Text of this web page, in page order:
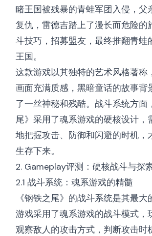
睹王国被残暴的青蛙军团入侵，父
复仇，雷德吉踏上了漫长而危险的
斗技巧，招募盟友，最终推翻青蛙
王国。
这款游戏以其独特的艺术风格著称
画面充满质感，黑暗童话的故事背
了一丝神秘和残酷。战斗系统方面
尾》采用了魂系游戏的硬核设计，
地把握攻击、防御和闪避的时机，
生存下来。
2. Gameplay评测：硬核战斗与探
2.1 战斗系统：魂系游戏的精髓
《钢铁之尾》的战斗系统是其最大
游戏采用了魂系游戏的战斗模式，
观察敌人的攻击方式，判断攻击时